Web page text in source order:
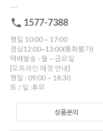
1577-7388
평일 10:00 ~ 17:00
점심12:00~13:00(통화불가)
택배발송 : 월 ~ 금요일
[오프라인 매장 안내]
평일 : 09:00 ~ 18:30
토 / 일 :휴무
상품문의